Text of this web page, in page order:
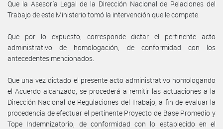
Que la Asesoría Legal de la Dirección Nacional de Relaciones del
Trabajo de este Ministerio tomó la intervención que le compete.
Que por lo expuesto, corresponde dictar el pertinente acto
administrativo de homologación, de conformidad con los
antecedentes mencionados.
Que una vez dictado el presente acto administrativo homologando
el Acuerdo alcanzado, se procederá a remitir las actuaciones a la
Dirección Nacional de Regulaciones del Trabajo, a fin de evaluar la
procedencia de efectuar el pertinente Proyecto de Base Promedio y
Tope Indemnizatorio, de conformidad con lo establecido en el